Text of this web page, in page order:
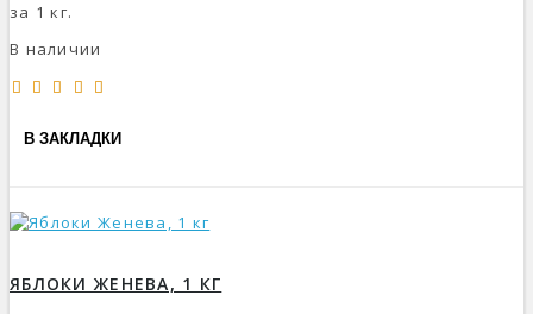
за 1 кг.
В наличии
В ЗАКЛАДКИ
ЯБЛОКИ ЖЕНЕВА, 1 КГ